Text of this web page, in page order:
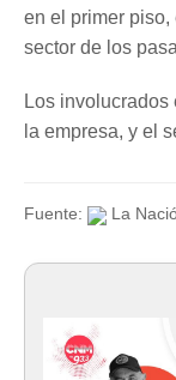
en el primer piso,
sector de los
Los
la empresa, y el
Fuente: La